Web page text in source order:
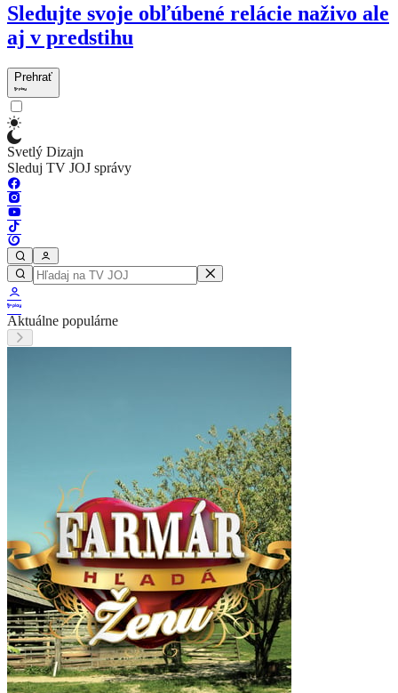
Sledujte svoje obľúbené relácie naživo ale
aj v predstihu
Prehrať
Svetlý Dizajn
Sleduj TV JOJ správy
Aktuálne populárne